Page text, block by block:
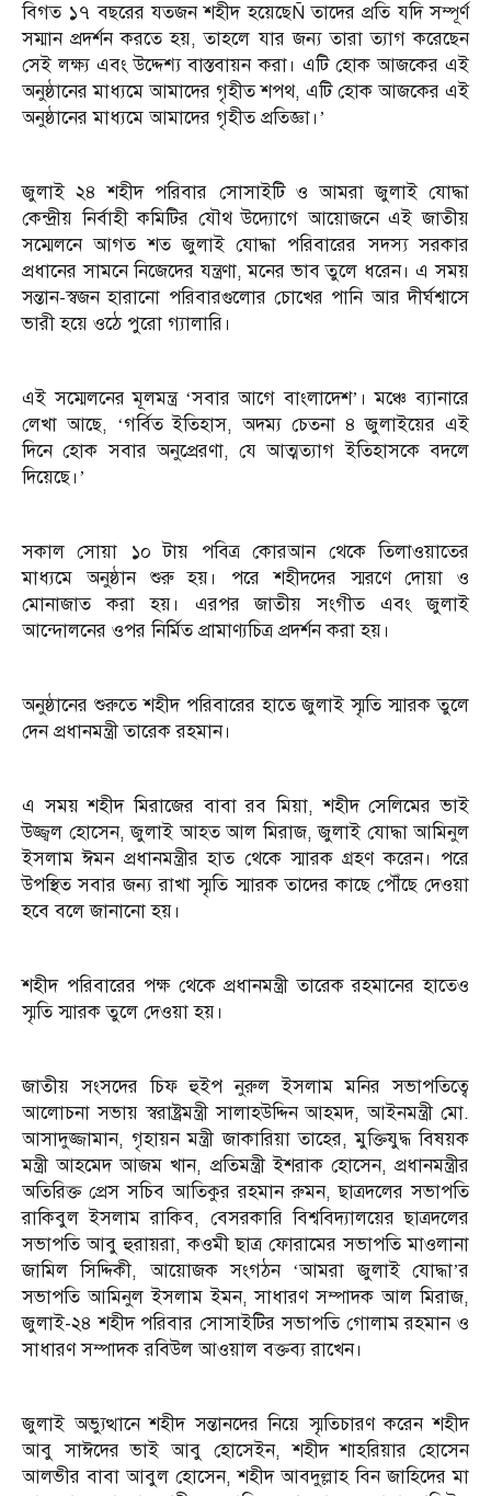
বিগত ১৭ বছরের যতজন শহীদ হয়েছেÑ তাদের প্রতি যদি সম্পূর্ণ
সম্মান প্রদর্শন করতে হয়, তাহলে যার জন্য তারা ত্যাগ করেছেন
সেই লক্ষ্য এবং উদ্দেশ্য বাস্তবায়ন করা। এটি হোক আজকের এই
অনুষ্ঠানের মাধ্যমে আমাদের গৃহীত শপথ, এটি হোক আজকের এই
অনুষ্ঠানের মাধ্যমে আমাদের গৃহীত প্রতিজ্ঞা।’
জুলাই ২৪ শহীদ পরিবার সোসাইটি ও আমরা জুলাই যোদ্ধা
কেন্দ্রীয় নির্বাহী কমিটির যৌথ উদ্যোগে আয়োজনে এই জাতীয়
সম্মেলনে আগত শত জুলাই যোদ্ধা পরিবারের সদস্য সরকার
প্রধানের সামনে নিজেদের যন্ত্রণা, মনের ভাব তুলে ধরেন। এ সময়
সন্তান-স্বজন হারানো পরিবারগুলোর চোখের পানি আর দীর্ঘশ্বাসে
ভারী হয়ে ওঠে পুরো গ্যালারি।
এই সম্মেলনের মূলমন্ত্র ‘সবার আগে বাংলাদেশ’। মঞ্চে ব্যানারে
লেখা আছে, ‘গর্বিত ইতিহাস, অদম্য চেতনা ৪ জুলাইয়ের এই
দিনে হোক সবার অনুপ্রেরণা, যে আত্মত্যাগ ইতিহাসকে বদলে
দিয়েছে।’
সকাল সোয়া ১০ টায় পবিত্র কোরআন থেকে তিলাওয়াতের
মাধ্যমে অনুষ্ঠান শুরু হয়। পরে শহীদদের স্মরণে দোয়া ও
মোনাজাত করা হয়। এরপর জাতীয় সংগীত এবং জুলাই
আন্দোলনের ওপর নির্মিত প্রামাণ্যচিত্র প্রদর্শন করা হয়।
অনুষ্ঠানের শুরুতে শহীদ পরিবারের হাতে জুলাই স্মৃতি স্মারক তুলে
দেন প্রধানমন্ত্রী তারেক রহমান।
এ সময় শহীদ মিরাজের বাবা রব মিয়া, শহীদ সেলিমের ভাই
উজ্জ্বল হোসেন, জুলাই আহত আল মিরাজ, জুলাই যোদ্ধা আমিনুল
ইসলাম ঈমন প্রধানমন্ত্রীর হাত থেকে স্মারক গ্রহণ করেন। পরে
উপস্থিত সবার জন্য রাখা স্মৃতি স্মারক তাদের কাছে পৌঁছে দেওয়া
হবে বলে জানানো হয়।
শহীদ পরিবারের পক্ষ থেকে প্রধানমন্ত্রী তারেক রহমানের হাতেও
স্মৃতি স্মারক তুলে দেওয়া হয়।
জাতীয় সংসদের চিফ হুইপ নুরুল ইসলাম মনির সভাপতিত্বে
আলোচনা সভায় স্বরাষ্ট্রমন্ত্রী সালাহউদ্দিন আহমদ, আইনমন্ত্রী মো.
আসাদুজ্জামান, গৃহায়ন মন্ত্রী জাকারিয়া তাহের, মুক্তিযুদ্ধ বিষয়ক
মন্ত্রী আহমেদ আজম খান, প্রতিমন্ত্রী ইশরাক হোসেন, প্রধানমন্ত্রীর
অতিরিক্ত প্রেস সচিব আতিকুর রহমান রুমন, ছাত্রদলের সভাপতি
রাকিবুল ইসলাম রাকিব, বেসরকারি বিশ্ববিদ্যালয়ের ছাত্রদলের
সভাপতি আবু হুরায়রা, কওমী ছাত্র ফোরামের সভাপতি মাওলানা
জামিল সিদ্দিকী, আয়োজক সংগঠন ‘আমরা জুলাই যোদ্ধা’র
সভাপতি আমিনুল ইসলাম ইমন, সাধারণ সম্পাদক আল মিরাজ,
জুলাই-২৪ শহীদ পরিবার সোসাইটির সভাপতি গোলাম রহমান ও
সাধারণ সম্পাদক রবিউল আওয়াল বক্তব্য রাখেন।
জুলাই অভ্যুত্থানে শহীদ সন্তানদের নিয়ে স্মৃতিচারণ করেন শহীদ
আবু সাঈদের ভাই আবু হোসেইন, শহীদ শাহরিয়ার হোসেন
আলভীর বাবা আবুল হোসেন, শহীদ আবদুল্লাহ বিন জাহিদের মা